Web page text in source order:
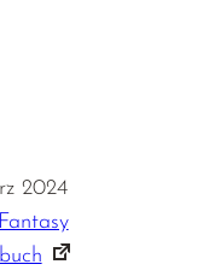
2024
Fantasy